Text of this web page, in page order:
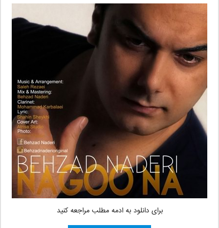
برای دانلود به ادمه مطلب مراجعه کنید